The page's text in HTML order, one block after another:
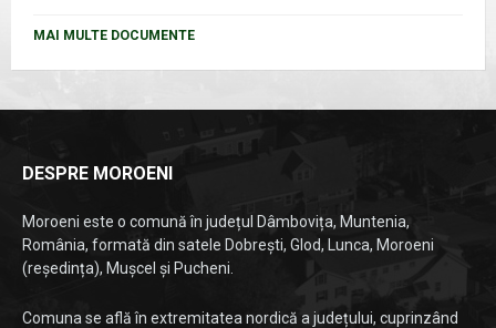
MAI MULTE DOCUMENTE
DESPRE MOROENI
Moroeni este o comună în județul Dâmbovița, Muntenia,
România, formată din satele Dobrești, Glod, Lunca, Moroeni
(reședința), Mușcel și Pucheni.
Comuna se află în extremitatea nordică a județului, cuprinzând